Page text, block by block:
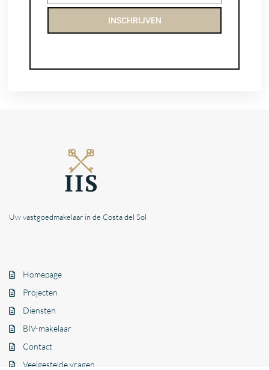
INSCHRIJVEN
Uw vastgoedmakelaar in de Costa del Sol
Homepage
Projecten
Diensten
BIV-makelaar
Contact
Veelgestelde vragen